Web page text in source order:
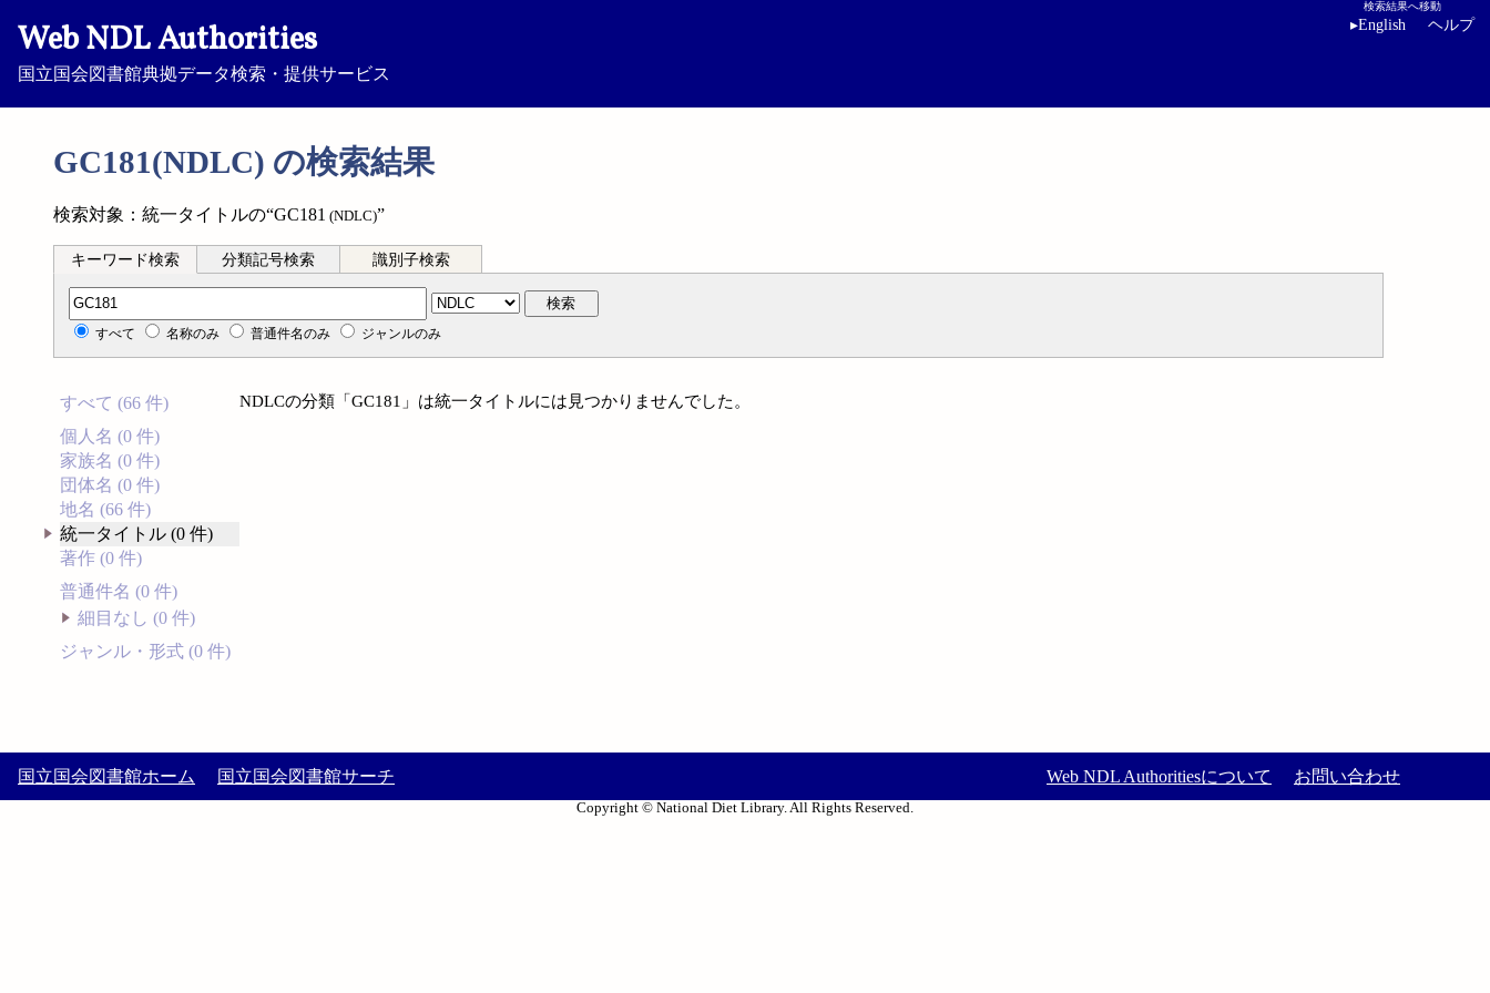
Web NDL Authorities
国立国会図書館典拠データ検索・提供サービス
検索結果へ移動
▸English ヘルプ
GC181(NDLC) の検索結果
検索対象：統一タイトルの“GC181 (NDLC)”
キーワード検索 分類記号検索 識別子検索
分類記号検索 検索
すべて 名称のみ 普通件名のみ ジャンルのみ
すべて (66 件)
個人名 (0 件)
家族名 (0 件)
団体名 (0 件)
地名 (66 件)
統一タイトル (0 件)
著作 (0 件)
普通件名 (0 件)
細目なし (0 件)
ジャンル・形式 (0 件)
NDLCの分類「GC181」は統一タイトルには見つかりませんでした。
国立国会図書館ホーム 国立国会図書館サーチ Web NDL Authoritiesについて お問い合わせ
Copyright © National Diet Library. All Rights Reserved.